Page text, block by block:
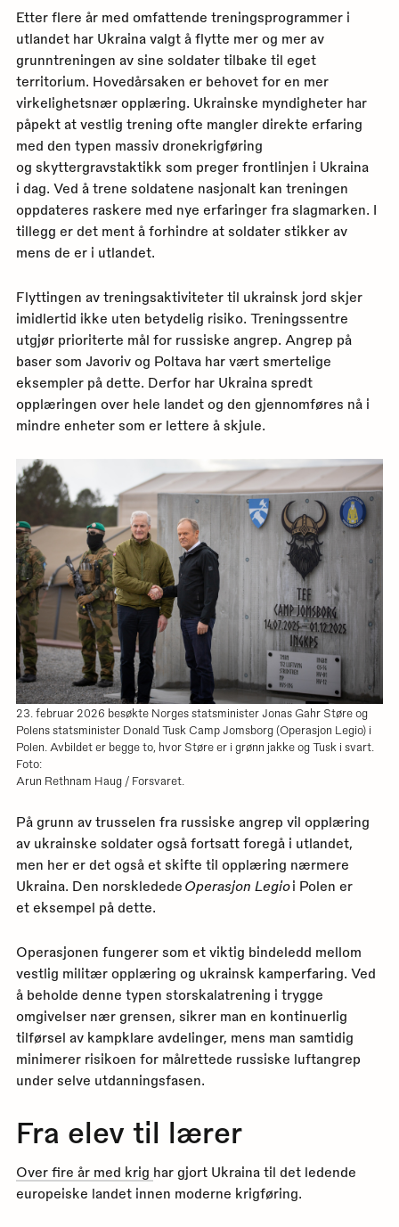
Etter flere år med omfattende treningsprogrammer i
utlandet har Ukraina valgt å flytte mer og mer av
grunntreningen av sine soldater tilbake til eget
territorium. Hovedårsaken er behovet for en mer
virkelighetsnær opplæring. Ukrainske myndigheter har
påpekt at vestlig trening ofte mangler direkte erfaring
med den typen massiv dronekrigføring
og skyttergravstaktikk som preger frontlinjen i Ukraina
i dag. Ved å trene soldatene nasjonalt kan treningen
oppdateres raskere med nye erfaringer fra slagmarken. I
tillegg er det ment å forhindre at soldater stikker av
mens de er i utlandet.
Flyttingen av treningsaktiviteter til ukrainsk jord skjer
imidlertid ikke uten betydelig risiko. Treningssentre
utgjør prioriterte mål for russiske angrep. Angrep på
baser som Javoriv og Poltava har vært smertelige
eksempler på dette. Derfor har Ukraina spredt
opplæringen over hele landet og den gjennomføres nå i
mindre enheter som er lettere å skjule.
23. februar 2026 besøkte Norges statsminister Jonas Gahr Støre og
Polens statsminister Donald Tusk Camp Jomsborg (Operasjon Legio) i
Polen. Avbildet er begge to, hvor Støre er i grønn jakke og Tusk i svart.
Foto:
Arun Rethnam Haug / Forsvaret.
På grunn av trusselen fra russiske angrep vil opplæring
av ukrainske soldater også fortsatt foregå i utlandet,
men her er det også et skifte til opplæring nærmere
Ukraina. Den norskledede Operasjon Legioi Polen er
et eksempel på dette.
Operasjonen fungerer som et viktig bindeledd mellom
vestlig militær opplæring og ukrainsk kamperfaring. Ved
å beholde denne typen storskalatrening i trygge
omgivelser nær grensen, sikrer man en kontinuerlig
tilførsel av kampklare avdelinger, mens man samtidig
minimerer risikoen for målrettede russiske luftangrep
under selve utdanningsfasen.
Fra elev til lærer
Over fire år med krig har gjort Ukraina til det ledende
europeiske landet innen moderne krigføring.